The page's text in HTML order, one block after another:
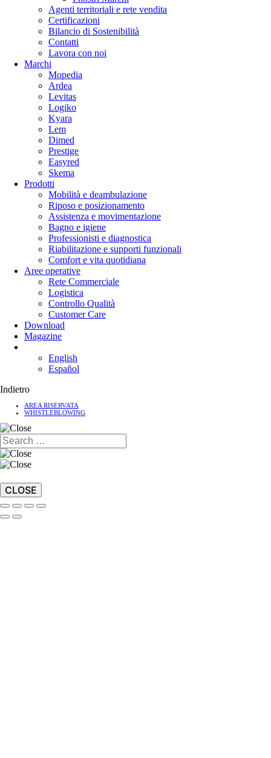
Agenti territoriali e rete vendita
Certificazioni
Bilancio di Sostenibilità
Contatti
Lavora con noi
Marchi
Mopedia
Ardea
Levitas
Logiko
Kyara
Lem
Dimed
Prestige
Easyred
Skema
Prodotti
Mobilità e deambulazione
Riposo e posizionamento
Assistenza e movimentazione
Bagno e igiene
Professionisti e diagnostica
Riabilitazione e supporti funzionali
Comfort e vita quotidiana
Aree operative
Rete Commerciale
Logistica
Controllo Qualità
Customer Care
Download
Magazine
English
Español
Indietro
AREA RISERVATA
WHISTLEBLOWING
CLOSE